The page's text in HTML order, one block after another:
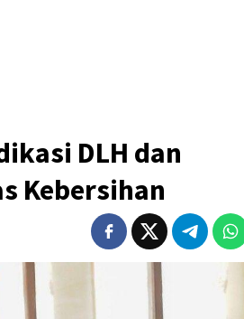
DLH dan
Kebersihan